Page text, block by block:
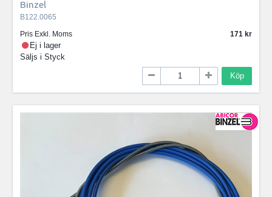
Binzel
B122.0065
Pris Exkl. Moms
171
Ej i lager
Säljs i Styck
Köp